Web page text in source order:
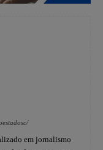
em jornalismo